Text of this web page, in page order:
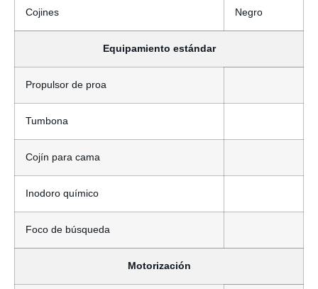
Cojines Negro
Equipamiento estándar
Propulsor de proa
Tumbona
Cojín para cama
Inodoro químico
Foco de búsqueda
Motorización